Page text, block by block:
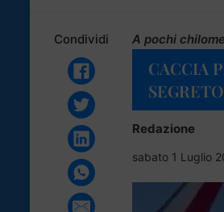
Condividi A pochi
CACCIA
Redazione
sabato 1 Luglio